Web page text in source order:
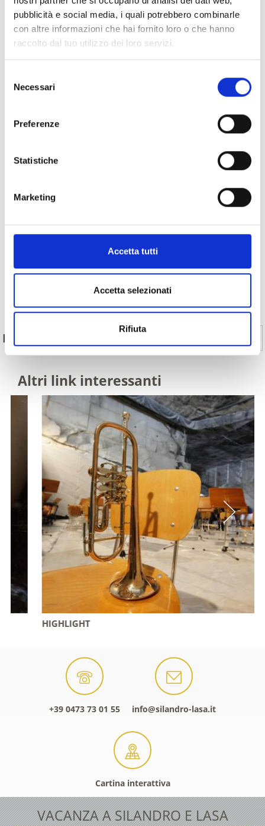
pubblicità e social media, i quali potrebbero combinarle
con altre informazioni che hai fornito loro o che hanno
raccolto dal tuo utilizzo dei loro servizi.
delNecessari
Preferenze
Statistiche
Marketing
Accetta tutti
Accetta selezionati
Rifiuta
IL CONTENUTO VI È STATO UTILE?
Altri link interessanti
HIGHLIGHT
+39 0473 73 01 55 info@silandro-lasa.it
Cartina interattiva
VACANZA A SILANDRO E LASA